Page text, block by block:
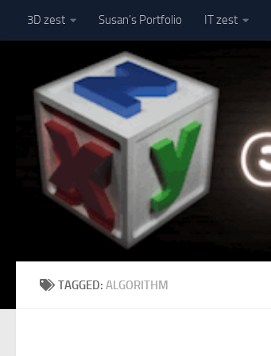
Skip to content
3D zest Susan’s Portfolio IT zest
TAGGED:ALGORITHM